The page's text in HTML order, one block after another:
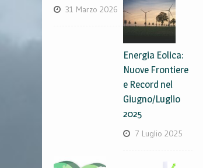
31 Marzo 2026
Energia Eolica:
Nuove Frontiere
e Record nel
Giugno/Luglio
2025
7 Luglio 2025